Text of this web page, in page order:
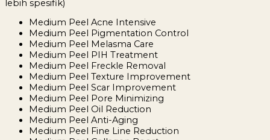
lebih spesifik)
Medium Peel Acne Intensive
Medium Peel Pigmentation Control
Medium Peel Melasma Care
Medium Peel PIH Treatment
Medium Peel Freckle Removal
Medium Peel Texture Improvement
Medium Peel Scar Improvement
Medium Peel Pore Minimizing
Medium Peel Oil Reduction
Medium Peel Anti-Aging
Medium Peel Fine Line Reduction